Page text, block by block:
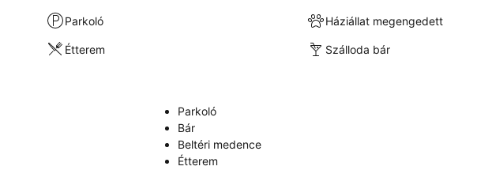
Parkoló Háziállat megengedett
Étterem
Szálloda bár
Parkoló
Bár
Beltéri medence
Étterem